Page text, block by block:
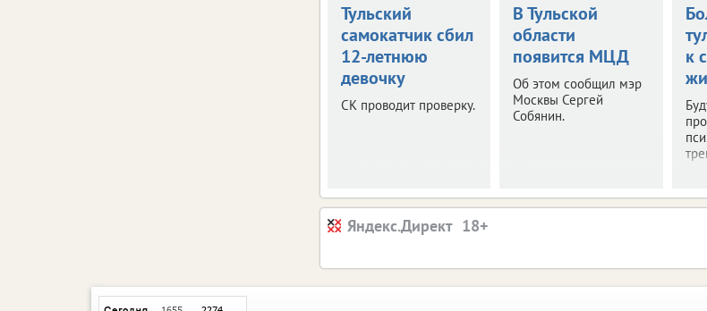
Тульский
самокатчик сбил
12-летнюю
девочку
СК проводит проверку.
В Тульской
области
появится МЦД
Об этом сообщил мэр
Москвы Сергей
Собянин.
к
Яндекс.Директ